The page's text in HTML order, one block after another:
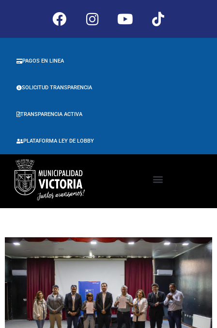
PLATAFORMA LEY DE LOBBY
TRANSPARENCIA ACTIVA
SOLICITUD TRANSPARENCIA
PAGOS EN LINEA